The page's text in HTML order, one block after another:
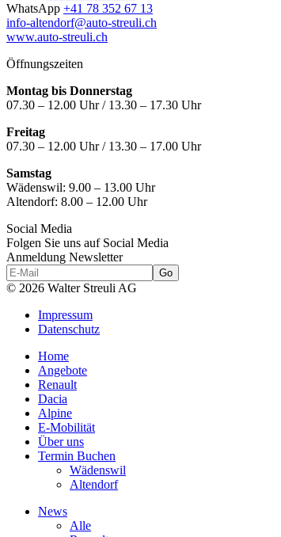
WhatsApp +41 78 352 67 13
info-altendorf@auto-streuli.ch
www.auto-streuli.ch
Öffnungszeiten
Montag bis Donnerstag
07.30 – 12.00 Uhr / 13.30 – 17.30 Uhr
Freitag
07.30 – 12.00 Uhr / 13.30 – 17.00 Uhr
Samstag
Wädenswil: 9.00 – 13.00 Uhr
Altendorf: 8.00 – 12.00 Uhr
Social Media
Folgen Sie uns auf Social Media
Anmeldung Newsletter
© 2026 Walter Streuli AG
Impressum
Datenschutz
Home
Angebote
Renault
Dacia
Alpine
E-Mobilität
Über uns
Termin Buchen
Wädenswil
Altendorf
News
Alle